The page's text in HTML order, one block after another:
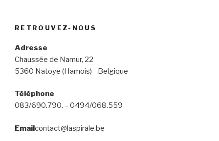
RETROUVEZ-NOUS
Adresse
Chaussée de Namur, 22
5360 Natoye (Hamois) - Belgique
Téléphone
083/690.790. – 0494/068.559
Emailcontact@laspirale.be